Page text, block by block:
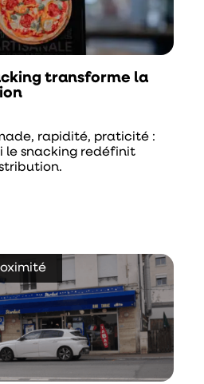
transforme la
rapidité, praticité :
le snacking redéfinit